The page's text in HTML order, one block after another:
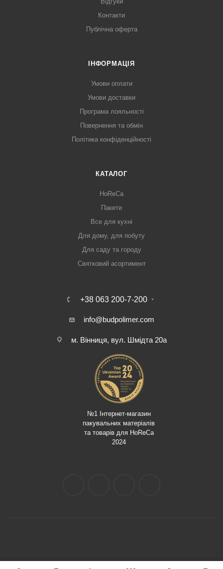
Контакти
Публічна оферта
ІНФОРМАЦІЯ
Умови оплати
Умови доставки
Програма лояльності
Повернення та обмін
Політика конфіденційності
КАТАЛОГ
HoReCa
Пакети
Все для кухні
Для дому, для побуту
Для саду та городу
Святковий асортимент
+38 063 200-7-200
info@budpolimer.com
м. Вінниця, вул. Шмідта 20а
№1 Інтернет-магазин
пакувальних матеріалів
та товарів для HoReCa
2024